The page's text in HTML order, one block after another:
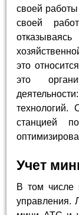
своей
своей
это
это
технологий.
станцией
Учет
В том числе
управления.